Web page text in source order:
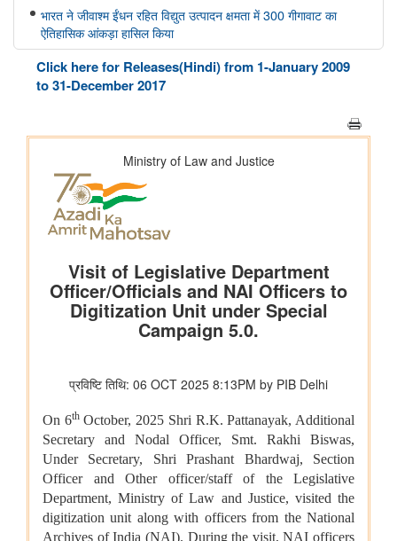
भारत ने जीवाश्म ईंधन रहित विद्युत उत्पादन क्षमता में 300 गीगावाट का
ऐतिहासिक आंकड़ा हासिल किया
विज्ञान एवं प्रौद्योगिकी मंत्रालय
सामाजिक न्‍याय एवं अधिकारिता मंत्रालय
पिछले तीन वित्त वर्षों के दौरान कर्नाटक में अनुसूचित जाति के विद्यार्थियों के
लिए पोस्ट-मैट्रिक छात्रवृत्ति के अंतर्गत 1,178.20 करोड़ रुपये की केंद्रीय
हिस्सेदारी जारी
कुमार को बी.टेक की पढ़ाई पूरी करने में कैसे मदद की
वित्तीय बाधाओं से लेकर शैक्षिक आकांक्षाओं तक: अनु प्रिया को बी.टेक की
पढ़ाई पूरी करने में छात्रवृत्ति सहायता ने कैसे मदद की
वित्तीय बाधाओं से लेकर तकनीकी आकांक्षाओं तक: यारा महेश को बी.टेक की
केंद्रीकृत जन शिकायत निवारण और निगरानी प्रणाली (सीपीग्राम)
Click here for Releases(Hindi) from 1-January 2009
to 31-December 2017